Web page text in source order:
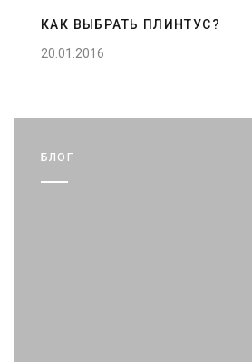
КАК ВЫБРАТЬ ПЛИНТУС?
20.01.2016
БЛОГ